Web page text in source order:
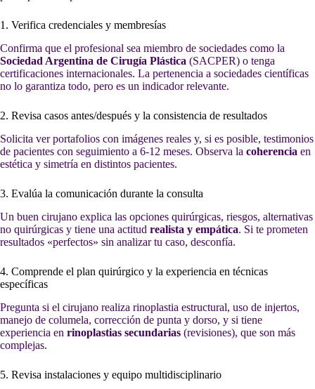
1. Verifica credenciales y membresías
Confirma que el profesional sea miembro de sociedades como la
Sociedad Argentina de Cirugía Plástica (SACPER) o tenga
certificaciones internacionales. La pertenencia a sociedades científicas
no lo garantiza todo, pero es un indicador relevante.
2. Revisa casos antes/después y la consistencia de resultados
Solicita ver portafolios con imágenes reales y, si es posible, testimonios
de pacientes con seguimiento a 6-12 meses. Observa la coherencia en
estética y simetría en distintos pacientes.
3. Evalúa la comunicación durante la consulta
Un buen cirujano explica las opciones quirúrgicas, riesgos, alternativas
no quirúrgicas y tiene una actitud realista y empática. Si te prometen
resultados «perfectos» sin analizar tu caso, desconfía.
4. Comprende el plan quirúrgico y la experiencia en técnicas
específicas
Pregunta si el cirujano realiza rinoplastia estructural, uso de injertos,
manejo de columela, corrección de punta y dorso, y si tiene
experiencia en rinoplastias secundarias (revisiones), que son más
complejas.
5. Revisa instalaciones y equipo multidisciplinario